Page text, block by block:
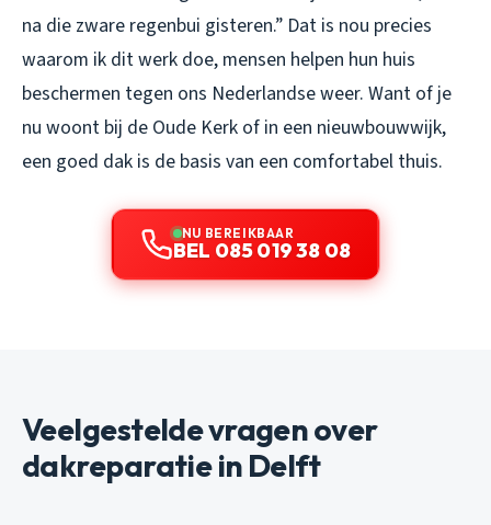
na die zware regenbui gisteren.” Dat is nou precies
waarom ik dit werk doe, mensen helpen hun huis
beschermen tegen ons Nederlandse weer. Want of je
nu woont bij de Oude Kerk of in een nieuwbouwwijk,
een goed dak is de basis van een comfortabel thuis.
NU BEREIKBAAR
BEL 085 019 38 08
Veelgestelde vragen over
dakreparatie in Delft